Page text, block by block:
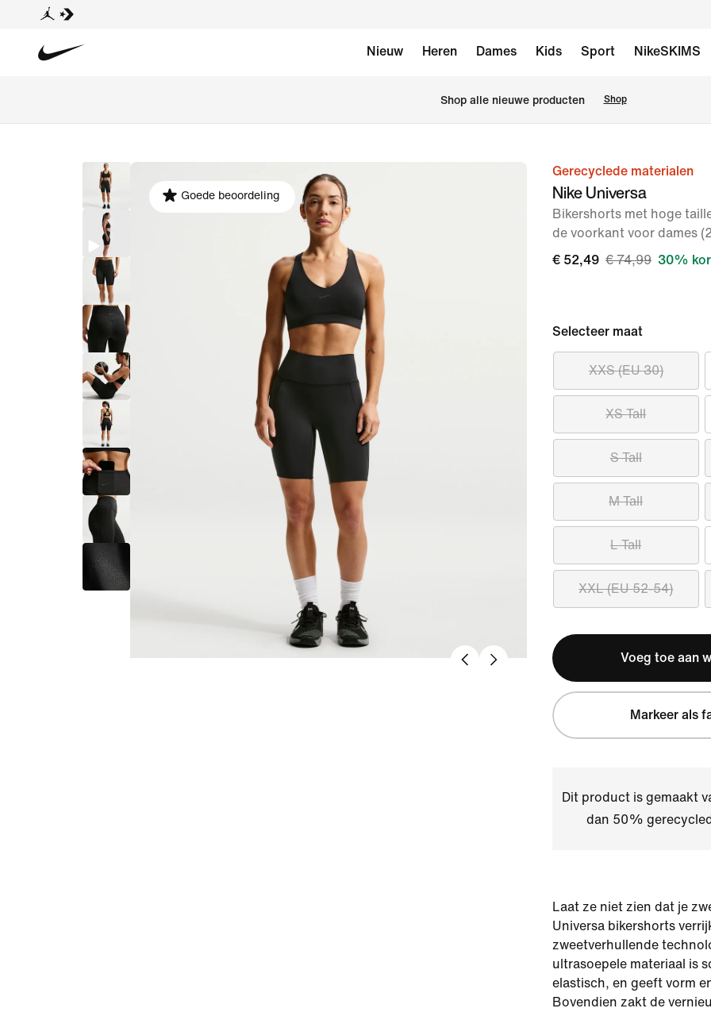
Nieuw Heren Dames Kids Sport NikeSKIMS
Shop alle nieuwe producten Shop
afbeelding
Goede beoordeling
Gerecyclede materialen
Nike Universa
Bikershorts met hoge
de voorkant voor dames
€ 52,49 € 74,99 30%
Selecteer maat
XXS (EU 30)
XS Tall
S Tall
M Tall
L Tall
XXL (EU 52-54)
Voeg toe aan
Markeer als
Dit product is gemaakt
dan 50%
Laat ze niet zien dat je
Universa bikershorts
zweetverhullende
ultrasoepele materiaal is
elastisch, en geeft vorm
Bovendien zakt de